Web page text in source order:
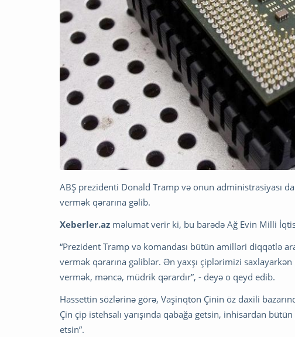
ABŞ prezidenti Donald Tramp və onun administrasiyası
vermək qərarına gəlib.
Xeberler.az məlumat verir ki, bu barədə Ağ Evin Milli
“Prezident Tramp və komandası bütün amilləri diqqətlə
vermək qərarına gəliblər. Ən yaxşı çiplərimizi
vermək, məncə, müdrik qərardır”, - deyə o qeyd edib.
Hassettin sözlərinə görə, Vaşinqton Çinin öz daxili
Çin çip istehsalı yarışında qabağa getsin, inhisardan
etsin”.